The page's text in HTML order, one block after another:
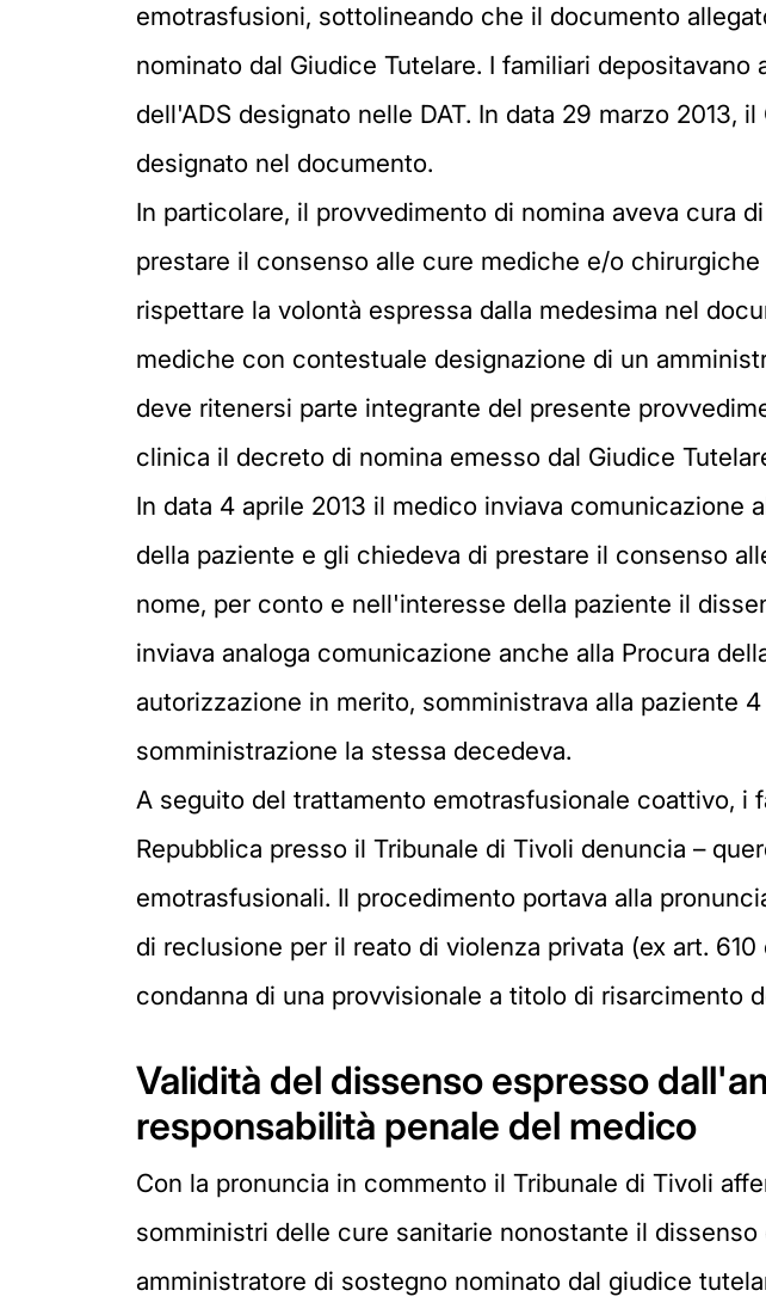
emotrasfusioni, sottolineando che il documento
nominato dal Giudice Tutelare. I familiari
dell'ADS designato nelle DAT. In data 29 marzo 2013,
designato nel documento.
In particolare, il provvedimento di nomina aveva cura
prestare il consenso alle cure mediche e/o
rispettare la volontà espressa dalla medesima nel
mediche con contestuale designazione di un
deve ritenersi parte integrante del presente
clinica il decreto di nomina emesso dal Giudice
In data 4 aprile 2013 il medico inviava comunicazione
della paziente e gli chiedeva di prestare il consenso
nome, per conto e nell'interesse della paziente il
inviava analoga comunicazione anche alla Procura
autorizzazione in merito, somministrava alla paziente
somministrazione la stessa decedeva.
A seguito del trattamento emotrasfusionale coattivo, i
Repubblica presso il Tribunale di Tivoli denuncia –
emotrasfusionali. Il procedimento portava alla
di reclusione per il reato di violenza privata (ex art.
condanna di una provvisionale a titolo di risarcimento
Validità del dissenso espresso
responsabilità penale del medico
Con la pronuncia in commento il Tribunale di Tivoli
somministri delle cure sanitarie nonostante il
amministratore di sostegno nominato dal giudice